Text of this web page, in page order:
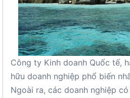
Công ty Kinh doanh Quốc tế,
hữu doanh nghiệp phổ biến
Ngoài ra, các doanh nghiệp